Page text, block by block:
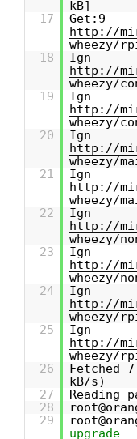
kB]
17
Get:9
http://
wheezy/
18
Ign
http://
wheezy/
19
Ign
http://
wheezy/
20
Ign
http://
wheezy/
21
Ign
http://
wheezy/
22
Ign
http://
wheezy/
23
Ign
http://
wheezy/
24
Ign
http://
wheezy/
25
Ign
http://
wheezy/
26
Fetched
kB/s)
27
Reading
28
29
upgrade